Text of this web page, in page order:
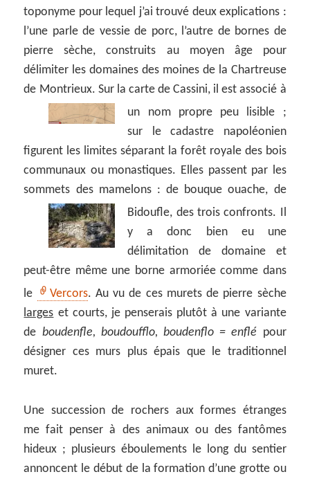
toponyme pour lequel j’ai trouvé deux explications :
l’une parle de vessie de porc, l’autre de bornes de
pierre sèche, construits au moyen âge pour
délimiter les domaines des moines de la Chartreuse
de Montrieux. Sur la carte de Cassini, il est associé à
un nom propre peu lisible ;
sur le cadastre napoléonien
figurent les limites séparant la forêt royale des bois
communaux ou monastiques. Elles passent par les
sommets des mamelons : de bouque ouache, de
Bidoufle, des trois confronts. Il
y a donc bien eu une
délimitation de domaine et
peut-être même une borne armoriée comme dans
le
Vercors. Au vu de ces murets de pierre sèche
larges et courts, je penserais plutôt à une variante
de boudenfle, boudoufflo, boudenflo = enflé pour
désigner ces murs plus épais que le traditionnel
muret.
Une succession de rochers aux formes étranges
me fait penser à des animaux ou des fantômes
hideux ; plusieurs éboulements le long du sentier
annoncent le début de la formation d’une grotte ou